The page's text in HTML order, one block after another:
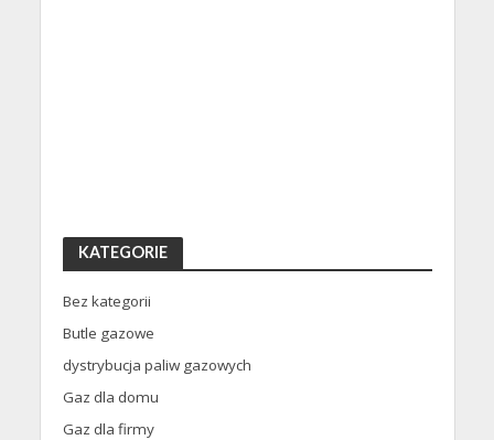
KATEGORIE
Bez kategorii
Butle gazowe
dystrybucja paliw gazowych
Gaz dla domu
Gaz dla firmy